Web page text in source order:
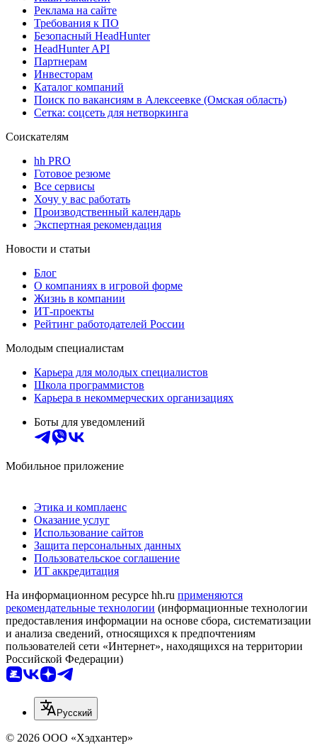
Реклама на сайте
Требования к ПО
Безопасный HeadHunter
HeadHunter API
Партнерам
Инвесторам
Каталог компаний
Поиск по вакансиям в Алексеевке (Омская область)
Сетка: соцсеть для нетворкинга
Соискателям
hh PRO
Готовое резюме
Все сервисы
Хочу у вас работать
Производственный календарь
Экспертная рекомендация
Новости и статьи
Блог
О компаниях в игровой форме
Жизнь в компании
ИТ-проекты
Рейтинг работодателей России
Молодым специалистам
Карьера для молодых специалистов
Школа программистов
Карьера в некоммерческих организациях
Боты для уведомлений
Мобильное приложение
Этика и комплаенс
Оказание услуг
Использование сайтов
Защита персональных данных
Пользовательское соглашение
ИТ аккредитация
На информационном ресурсе hh.ru применяются
рекомендательные технологии (информационные технологии
предоставления информации на основе сбора, систематизации
и анализа сведений, относящихся к предпочтениям
пользователей сети «Интернет», находящихся на территории
Российской Федерации)
Русский
© 2026 ООО «Хэдхантер»